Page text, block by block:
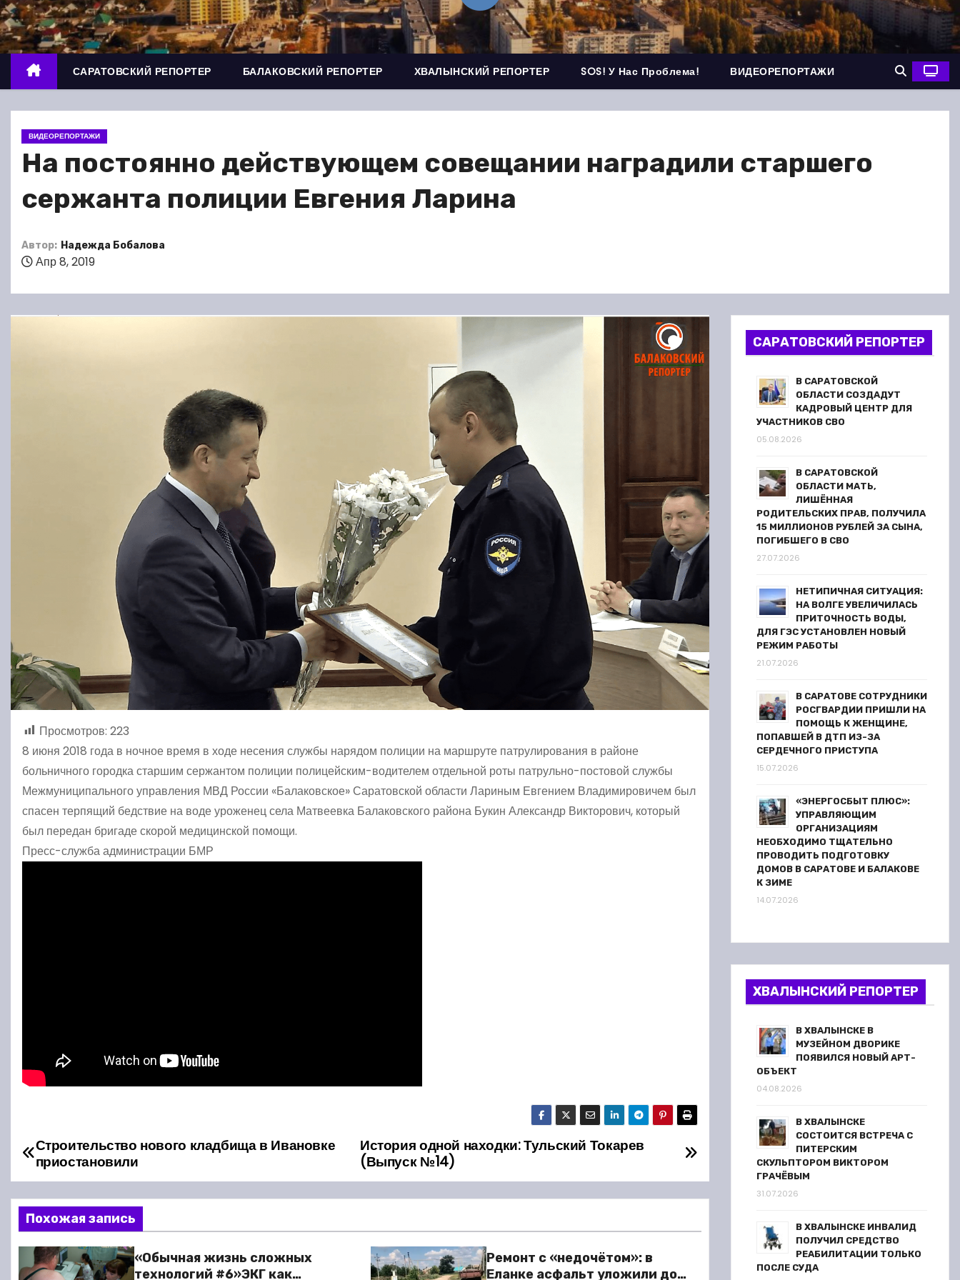
о
м
у
САРАТОВСКИЙ РЕПОРТЕР БАЛАКОВСКИЙ РЕПОРТЕР ХВАЛЫНСКИЙ РЕПОРТЕР SOS! У Нас Проблема! ВИДЕОРЕПОРТАЖИ
ВИДЕОРЕПОРТАЖИ
На постоянно действующем совещании наградили старшего
сержанта полиции Евгения Ларина
Автор: Надежда Бобалова
Апр 8, 2019
Просмотров: 223
8 июня 2018 года в ночное время в ходе несения службы нарядом полиции на маршруте патрулирования в районе
больничного городка старшим сержантом полиции полицейским-водителем отдельной роты патрульно-постовой службы
Межмуниципального управления МВД России «Балаковское» Саратовской области Лариным Евгением Владимировичем был
спасен терпящий бедствие на воде уроженец села Матвеевка Балаковского района Букин Александр Викторович, который
был передан бригаде скорой медицинской помощи.
Пресс-служба администрации БМР
Н
а
в
и
г
История одной находки: Тульский Токарев
(Выпуск №14)
Строительство нового кладбища в Ивановке
приостановили
Похожая запись
«Обычная жизнь сложных
технологий #6»ЭКГ как
Ремонт с «недочётом»: в
Еланке асфальт уложили до
САРАТОВСКИЙ РЕПОРТЕР
В САРАТОВСКОЙ
ОБЛАСТИ СОЗДАДУТ
КАДРОВЫЙ ЦЕНТР ДЛЯ
УЧАСТНИКОВ СВО
05.08.2026
В САРАТОВСКОЙ
ОБЛАСТИ МАТЬ,
ЛИШЁННАЯ
РОДИТЕЛЬСКИХ ПРАВ, ПОЛУЧИЛА
15 МИЛЛИОНОВ РУБЛЕЙ ЗА СЫНА,
ПОГИБШЕГО В СВО
27.07.2026
НЕТИПИЧНАЯ СИТУАЦИЯ:
НА ВОЛГЕ УВЕЛИЧИЛАСЬ
ПРИТОЧНОСТЬ ВОДЫ,
ДЛЯ ГЭС УСТАНОВЛЕН НОВЫЙ
РЕЖИМ РАБОТЫ
21.07.2026
В САРАТОВЕ СОТРУДНИКИ
РОСГВАРДИИ ПРИШЛИ НА
ПОМОЩЬ К ЖЕНЩИНЕ,
ПОПАВШЕЙ В ДТП ИЗ-ЗА
СЕРДЕЧНОГО ПРИСТУПА
15.07.2026
«ЭНЕРГОСБЫТ ПЛЮС»:
УПРАВЛЯЮЩИМ
ОРГАНИЗАЦИЯМ
НЕОБХОДИМО ТЩАТЕЛЬНО
ПРОВОДИТЬ ПОДГОТОВКУ
ДОМОВ В САРАТОВЕ И БАЛАКОВЕ
К ЗИМЕ
14.07.2026
ХВАЛЫНСКИЙ РЕПОРТЕР
В ХВАЛЫНСКЕ В
МУЗЕЙНОМ ДВОРИКЕ
ПОЯВИЛСЯ НОВЫЙ АРТ-
ОБЪЕКТ
04.08.2026
В ХВАЛЫНСКЕ
СОСТОИТСЯ ВСТРЕЧА С
ПИТЕРСКИМ
СКУЛЬПТОРОМ ВИКТОРОМ
ГРАЧЁВЫМ
31.07.2026
В ХВАЛЫНСКЕ ИНВАЛИД
ПОЛУЧИЛ СРЕДСТВО
РЕАБИЛИТАЦИИ ТОЛЬКО
ПОСЛЕ СУДА